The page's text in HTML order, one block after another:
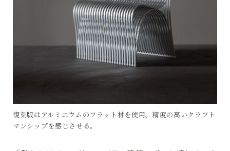
復刻版はアルミニウムのフラット材を使用。精度の高いクラフト
マンシップを感じさせる。